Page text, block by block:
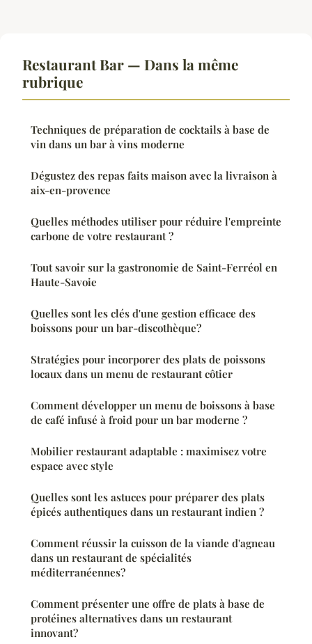
Restaurant Bar — Dans la même
rubrique
Techniques de préparation de cocktails à base de
vin dans un bar à vins moderne
Dégustez des repas faits maison avec la livraison à
aix-en-provence
Quelles méthodes utiliser pour réduire l'empreinte
carbone de votre restaurant ?
Tout savoir sur la gastronomie de Saint-Ferréol en
Haute-Savoie
Quelles sont les clés d'une gestion efficace des
boissons pour un bar-discothèque?
Stratégies pour incorporer des plats de poissons
locaux dans un menu de restaurant côtier
Comment développer un menu de boissons à base
de café infusé à froid pour un bar moderne ?
Mobilier restaurant adaptable : maximisez votre
espace avec style
Quelles sont les astuces pour préparer des plats
épicés authentiques dans un restaurant indien ?
Comment réussir la cuisson de la viande d'agneau
dans un restaurant de spécialités
méditerranéennes?
Comment présenter une offre de plats à base de
protéines alternatives dans un restaurant
innovant?